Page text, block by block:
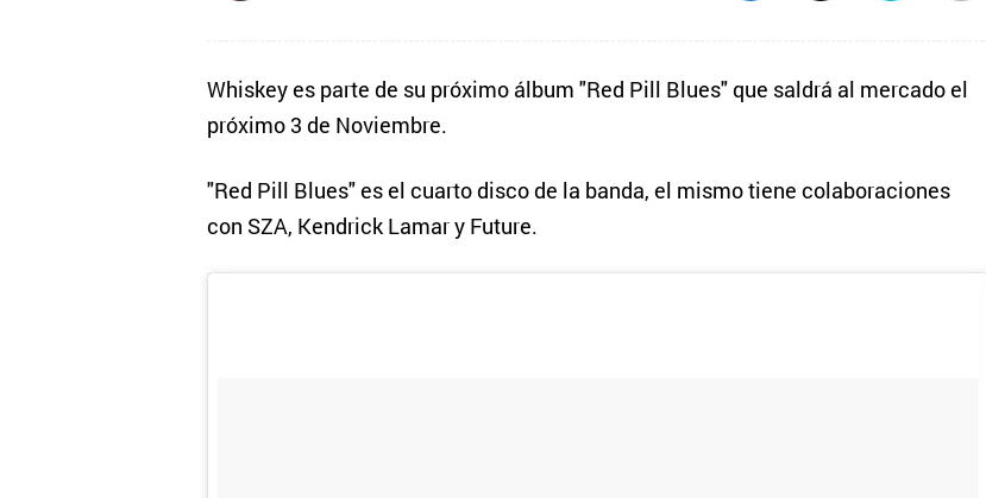
Whiskey es parte de su próximo álbum "Red Pill Blues" que saldrá al mercado el
próximo 3 de Noviembre.
"Red Pill Blues" es el cuarto disco de la banda, el mismo tiene colaboraciones
con SZA, Kendrick Lamar y Future.